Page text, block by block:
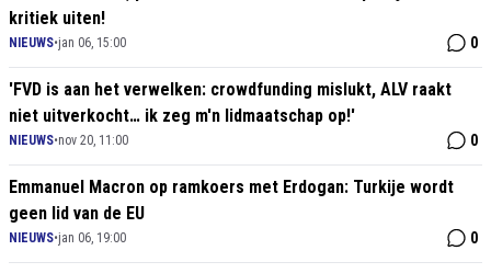
kritiek uiten!
NIEUWS•jan 06, 15:00 0
'FVD is aan het verwelken: crowdfunding mislukt, ALV raakt
niet uitverkocht… ik zeg m'n lidmaatschap op!'
NIEUWS•nov 20, 11:00 0
Emmanuel Macron op ramkoers met Erdogan: Turkije wordt
geen lid van de EU
NIEUWS•jan 06, 19:00 0